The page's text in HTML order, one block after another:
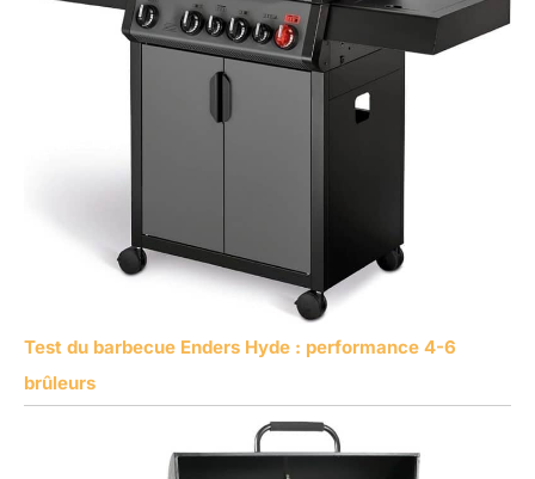
Test du barbecue Enders Hyde : performance 4-6
brûleurs